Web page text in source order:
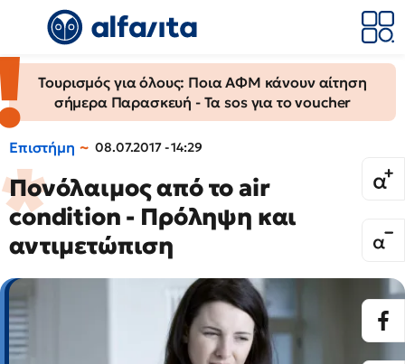
Τουρισμός για όλους: Ποια ΑΦΜ κάνουν αίτηση
σήμερα Παρασκευή - Τα sos για το voucher
Επιστήμη 08.07.2017 - 14:29
Πονόλαιμος από το air
condition - Πρόληψη και
αντιμετώπιση